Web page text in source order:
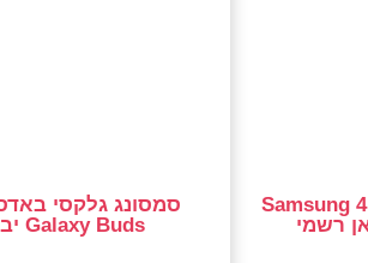
סמסונג גלקסי באדס פרו 4 Samsung
Galaxy Buds יבואן רשמי